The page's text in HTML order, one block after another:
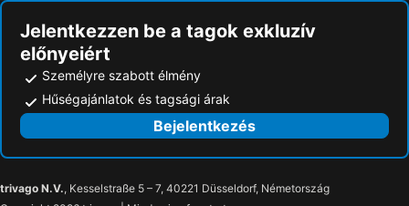
Jelentkezzen be a tagok exkluzív
előnyeiért
Személyre szabott élmény
Hűségajánlatok és tagsági árak
Bejelentkezés
trivago N.V., Kesselstraße 5 – 7, 40221 Düsseldorf, Németország